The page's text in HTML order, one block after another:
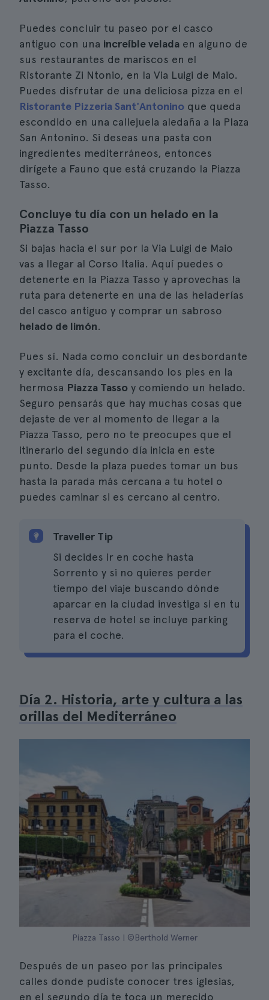
Puedes concluir tu paseo por el casco
antiguo con una increíble velada en alguno de
sus restaurantes de mariscos en el
Ristorante Zi Ntonio, en la Via Luigi de Maio.
Puedes disfrutar de una deliciosa pizza en el
Ristorante Pizzeria Sant'Antonino que queda
escondido en una callejuela aledaña a la Plaza
San Antonino. Si deseas una pasta con
ingredientes mediterráneos, entonces
dirígete a Fauno que está cruzando la Piazza
Tasso.
Concluye tu día con un helado en la
Piazza Tasso
Si bajas hacia el sur por la Via Luigi de Maio
vas a llegar al Corso Italia. Aquí puedes o
detenerte en la Piazza Tasso y aprovechas la
ruta para detenerte en una de las heladerías
del casco antiguo y comprar un sabroso
helado de limón.
Pues sí. Nada como concluir un desbordante
y excitante día, descansando los pies en la
hermosa Piazza Tasso y comiendo un helado.
Seguro pensarás que hay muchas cosas que
dejaste de ver al momento de llegar a la
Piazza Tasso, pero no te preocupes que el
itinerario del segundo día inicia en este
punto. Desde la plaza puedes tomar un bus
hasta la parada más cercana a tu hotel o
puedes caminar si es cercano al centro.
Traveller Tip
Si decides ir en coche hasta
Sorrento y si no quieres perder
tiempo del viaje buscando dónde
aparcar en la ciudad investiga si en tu
reserva de hotel se incluye parking
para el coche.
Día 2. Historia, arte y cultura a las
orillas del Mediterráneo
Piazza Tasso | ©Berthold Werner
Después de un paseo por las principales
calles donde pudiste conocer tres iglesias,
en el segundo día te toca un merecido